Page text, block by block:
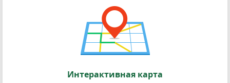
Интерактивная карта